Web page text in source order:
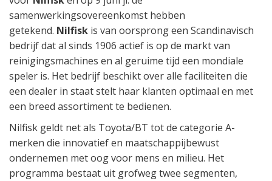
samenwerkingsovereenkomst hebben
getekend. Nilfisk is van oorsprong een Scandinavisch
bedrijf dat al sinds 1906 actief is op de markt van
reinigingsmachines en al geruime tijd een mondiale
speler is. Het bedrijf beschikt over alle faciliteiten die
een dealer in staat stelt haar klanten optimaal en met
een breed assortiment te bedienen.
Nilfisk geldt net als Toyota/BT tot de categorie A-
merken die innovatief en maatschappijbewust
ondernemen met oog voor mens en milieu. Het
programma bestaat uit grofweg twee segmenten,